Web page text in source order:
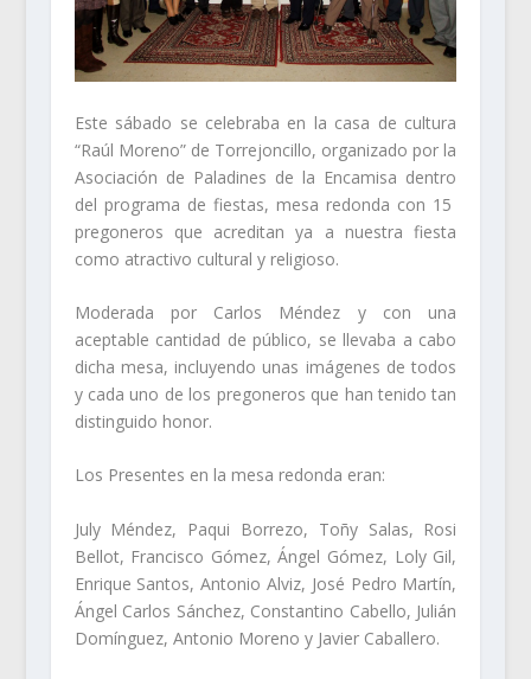
Este sábado se celebraba en la casa de cultura
“Raúl Moreno” de Torrejoncillo, organizado por la
Asociación de Paladines de la Encamisa dentro
del programa de fiestas, mesa redonda con 15
pregoneros que acreditan ya a nuestra fiesta
como atractivo cultural y religioso.
Moderada por Carlos Méndez y con una
aceptable cantidad de público, se llevaba a cabo
dicha mesa, incluyendo unas imágenes de todos
y cada uno de los pregoneros que han tenido tan
distinguido honor.
Los Presentes en la mesa redonda eran:
July Méndez, Paqui Borrezo, Toñy Salas, Rosi
Bellot, Francisco Gómez, Ángel Gómez, Loly Gil,
Enrique Santos, Antonio Alviz, José Pedro Martín,
Ángel Carlos Sánchez, Constantino Cabello, Julián
Domínguez, Antonio Moreno y Javier Caballero.